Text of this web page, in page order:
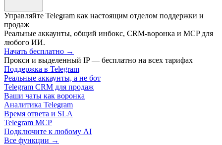
Управляйте Telegram как настоящим отделом поддержки и
продаж
Реальные аккаунты, общий инбокс, CRM-воронка и MCP для
любого ИИ.
Начать бесплатно →
Прокси и выделенный IP — бесплатно на всех тарифах
Поддержка в Telegram
Реальные аккаунты, а не бот
Telegram CRM для продаж
Ваши чаты как воронка
Аналитика Telegram
Время ответа и SLA
Telegram MCP
Подключите к любому AI
Все функции →